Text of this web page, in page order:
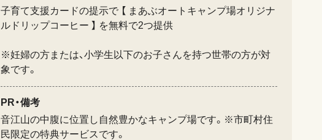
子育て支援カードの提示で 【 まあぶオートキャンプ場オリジナ
ルドリップコーヒー 】 を無料で2つ提供
※妊婦の方または、小学生以下のお子さんを持つ世帯の方が対
象です。
PR・備考
音江山の中腹に位置し自然豊かなキャンプ場です。※市町村住
民限定の特典サービスです。